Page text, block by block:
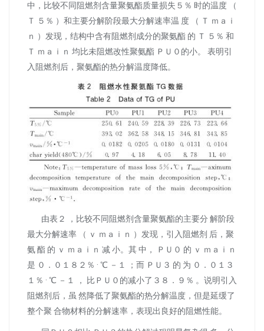
中，比较不同阻燃剂含量聚氨酯质量损失５％ 时的温度 （
Ｔ ５％ ）和主要分解阶段最大分解速率温 度 （ Ｔ ｍａｉ
ｎ ）发现，结构中含有阻燃剂成分的聚氨酯 的 Ｔ ５％ 和
Ｔ ｍａｉｎ 均比未阻燃改性聚氨酯 ＰＵ０的小。 表明引
入阻燃剂后，聚氨酯的热分解温度降低。
由表２ ，比较不同阻燃剂含量聚氨酯的主要分 解阶段
最大分解速率 （ ｖ ｍａｉｎ ）发现，引入阻燃剂 后，聚
氨 酯 的 ｖ ｍａｉｎ 减 小。其 中， ＰＵ０ 的 ｖ ｍａｉｎ
是 ０．０１８２％ · ℃ －１ ；而 ＰＵ３ 的 为 ０．０１３
１％ · ℃ －１ ， 比ＰＵ０的减小了３８．９％ 。说明引入
阻燃剂后，虽 然降低了聚氨酯的热分解温度，但是延缓了
整个聚 合物材料的分解速率，表现出良好的阻燃性能。